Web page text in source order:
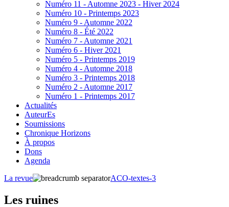
Numéro 11 - Automne 2023 - Hiver 2024
Numéro 10 - Printemps 2023
Numéro 9 - Automne 2022
Numéro 8 - Été 2022
Numéro 7 - Automne 2021
Numéro 6 - Hiver 2021
Numéro 5 - Printemps 2019
Numéro 4 - Automne 2018
Numéro 3 - Printemps 2018
Numéro 2 - Automne 2017
Numéro 1 - Printemps 2017
Actualités
AuteurEs
Soumissions
Chronique Horizons
À propos
Dons
Agenda
La revue
ACO-textes-3
Les ruines